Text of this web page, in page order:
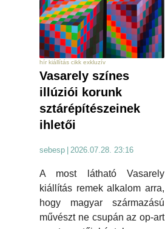
hír kiállítás cikk exkluzív
Vasarely színes
illúziói korunk
sztárépítészeinek
ihletői
sebesp 2026.07.28. 23:16
A most látható Vasarely
kiállítás remek alkalom arra,
hogy magyar származású
művészt ne csupán az op-art